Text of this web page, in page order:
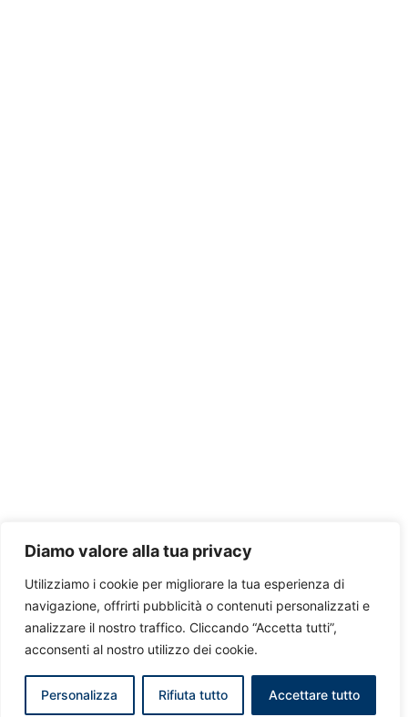
Diamo valore alla tua privacy
Utilizziamo i cookie per migliorare la tua esperienza di
navigazione, offrirti pubblicità o contenuti personalizzati e
analizzare il nostro traffico. Cliccando “Accetta tutti”,
acconsenti al nostro utilizzo dei cookie.
Personalizza Rifiuta tutto Accettare tutto